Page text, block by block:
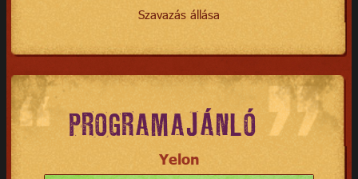
Szavazás állása
PROGRAMAJÁNLÓ
Yelon